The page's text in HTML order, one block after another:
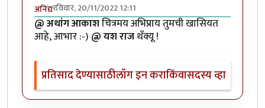
अनिंद्यरविवार, 20/11/2022 12:11
@ अथांग आकाशचित्रमय अभिप्राय तुमची खासियत
आहे, आभार :-) @ यश राजथँक्यू !
प्रतिसाद देण्यासाठीलॉग इन कराकिंवासदस्य व्हा